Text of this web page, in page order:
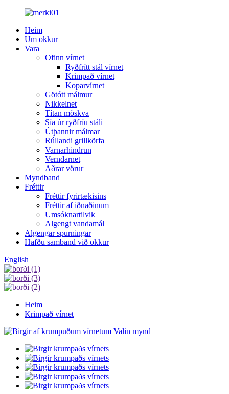
Heim
Um okkur
Vara
Ofinn vírnet
Ryðfrítt stál vírnet
Krimpað vírnet
Koparvírnet
Götótt málmur
Nikkelnet
Títan möskva
Sía úr ryðfríu stáli
Útþannir málmar
Rúllandi grillkörfa
Varnarhindrun
Verndarnet
Aðrar vörur
Myndband
Fréttir
Fréttir fyrirtækisins
Fréttir af iðnaðinum
Umsóknartilvik
Algengt vandamál
Algengar spurningar
Hafðu samband við okkur
English
Heim
Krimpað vírnet